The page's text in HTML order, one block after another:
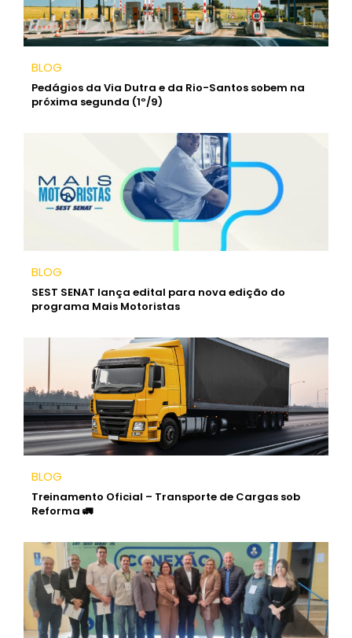
BLOG
Pedágios da Via Dutra e da Rio-Santos sobem na
próxima segunda (1º/9)
BLOG
SEST SENAT lança edital para nova edição do
programa Mais Motoristas
BLOG
Treinamento Oficial – Transporte de Cargas sob
Reforma 🚛